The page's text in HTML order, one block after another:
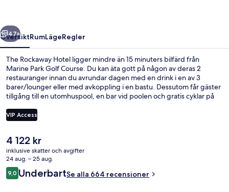
Nästa
47+
ÖversiktRumLägeRegler
The Rockaway Hotel ligger mindre än 15 minuters bilfärd från
Marine Park Golf Course. Du kan äta gott på någon av deras 2
restauranger innan du avrundar dagen med en drink i en av 3
barer/lounger eller med avkoppling i en bastu. Dessutom får gäster
tillgång till en utomhuspool, en bar vid poolen och gratis cyklar på
uppskattas av våra resenärer. Kollektivtrafik finns i närheten. Till
Beach 105 St. Station tar det 5 minuter att gå och till Rockaway Park
VIP Access
Det
nuvarande
priset
är
4 122 kr
4 122 kr
inklusive skatter och avgifter
24 aug. – 25 aug.
Recensioner
9,09,0 av 10,
UnderbartSe alla 664 recensioner